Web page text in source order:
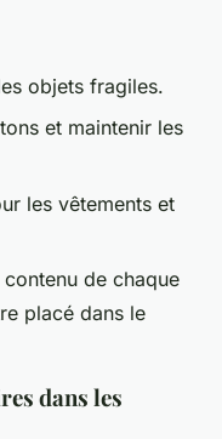
objets fragiles.
et maintenir les
les vêtements et
de chaque
placé dans le
dans les